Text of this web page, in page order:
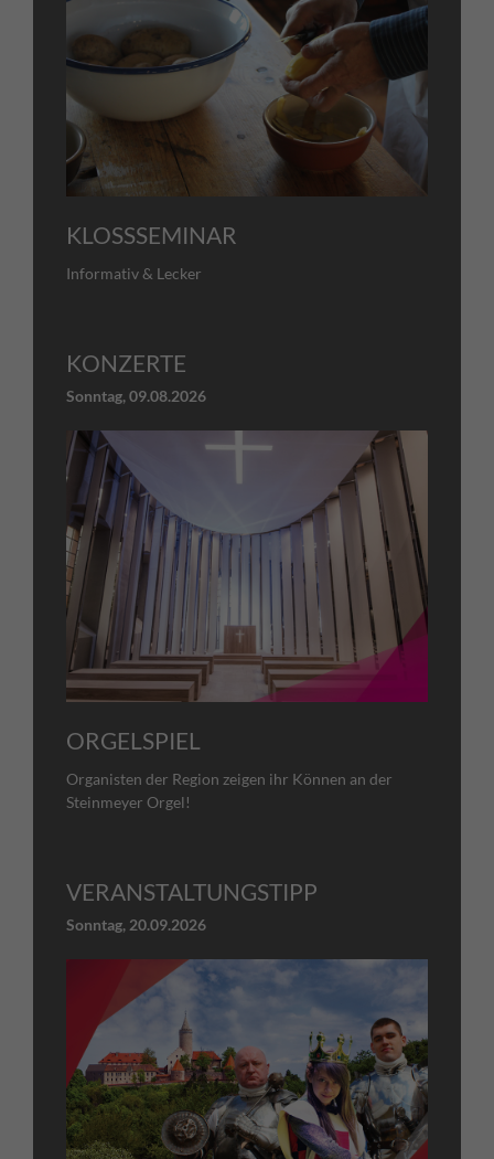
KLOSSSEMINAR
Informativ & Lecker
KONZERTE
Sonntag, 09.08.2026
ORGELSPIEL
Organisten der Region zeigen ihr Können an der
Steinmeyer Orgel!
VERANSTALTUNGSTIPP
Sonntag, 20.09.2026